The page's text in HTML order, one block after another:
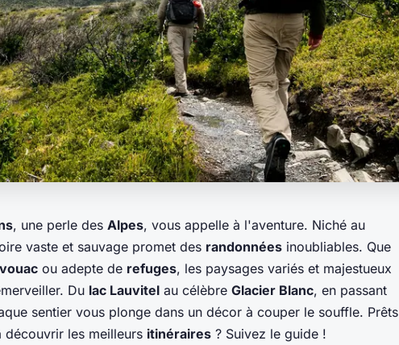
, une perle des Alpes, vous appelle à l'aventure. Niché au
vaste et sauvage promet des randonnées inoubliables. Que
ou adepte de refuges, les paysages variés et majestueux
Du lac Lauvitel au célèbre Glacier Blanc, en passant
sentier vous plonge dans un décor à couper le souffle. Prêts
découvrir les meilleurs itinéraires ? Suivez le guide !